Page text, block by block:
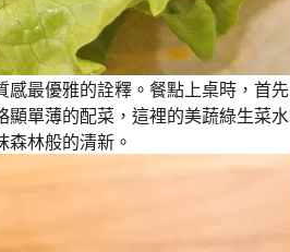
感最優雅的詮釋。餐點上桌時，首先
顯單薄的配菜，這裡的美蔬綠生菜水
林般的清新。